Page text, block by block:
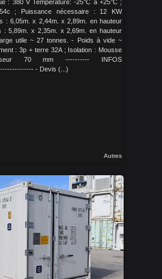
: 380 V Température: -25°C à +25°C ;
; Puissance nécessaire : 12 KW
: 6,05m. x 2,44m. x 2,89m. en hauteur
: 5,89m. x 2,35m. x 2,69m. en hauteur
utile ~ 27 tonnes. - Poids à vide ~
: 3p + terre 32A ; Isolation : Mousse
70 mm ---------- INFOS
- Devis (...)
Autres